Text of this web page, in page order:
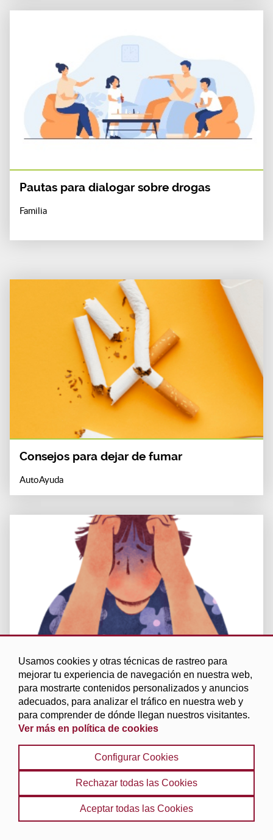
Usamos cookies y otras técnicas de rastreo para
mejorar tu experiencia de navegación en nuestra web,
para mostrarte contenidos personalizados y anuncios
adecuados, para analizar el tráfico en nuestra web y
para comprender de dónde llegan nuestros visitantes.
Ver más en política de cookies
Configurar Cookies
Rechazar todas las Cookies
Aceptar todas las Cookies
Pautas para dialogar sobre drogas
Familia
Consejos para dejar de fumar
AutoAyuda
Gestionar la Ansiedad
AutoAyuda